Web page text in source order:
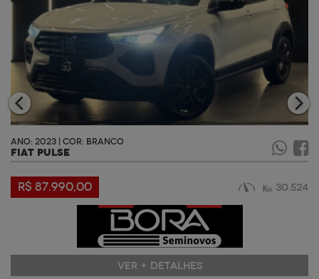
ANO: 2023 | COR: BRANCO
FIAT PULSE
R$ 87.990,00 30.524
VER + DETALHES